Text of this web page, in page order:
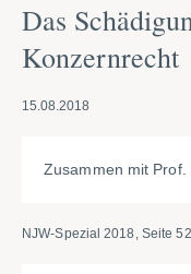
Das
Konzernrecht
15.08.2018
Zusammen mit
NJW-Spezial 2018, Seite